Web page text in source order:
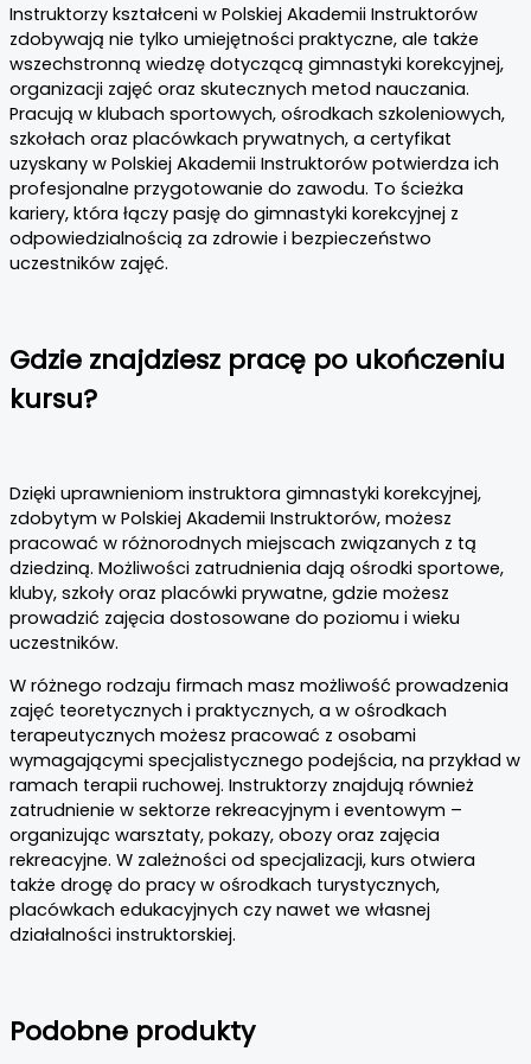
Instruktorzy kształceni w Polskiej Akademii Instruktorów
zdobywają nie tylko umiejętności praktyczne, ale także
wszechstronną wiedzę dotyczącą gimnastyki korekcyjnej,
organizacji zajęć oraz skutecznych metod nauczania.
Pracują w klubach sportowych, ośrodkach szkoleniowych,
szkołach oraz placówkach prywatnych, a certyfikat
uzyskany w Polskiej Akademii Instruktorów potwierdza ich
profesjonalne przygotowanie do zawodu. To ścieżka
kariery, która łączy pasję do gimnastyki korekcyjnej z
odpowiedzialnością za zdrowie i bezpieczeństwo
uczestników zajęć.
Gdzie znajdziesz pracę po ukończeniu
kursu?
Dzięki uprawnieniom instruktora gimnastyki korekcyjnej,
zdobytym w Polskiej Akademii Instruktorów, możesz
pracować w różnorodnych miejscach związanych z tą
dziedziną. Możliwości zatrudnienia dają ośrodki sportowe,
kluby, szkoły oraz placówki prywatne, gdzie możesz
prowadzić zajęcia dostosowane do poziomu i wieku
uczestników.
W różnego rodzaju firmach masz możliwość prowadzenia
zajęć teoretycznych i praktycznych, a w ośrodkach
terapeutycznych możesz pracować z osobami
wymagającymi specjalistycznego podejścia, na przykład w
ramach terapii ruchowej. Instruktorzy znajdują również
zatrudnienie w sektorze rekreacyjnym i eventowym –
organizując warsztaty, pokazy, obozy oraz zajęcia
rekreacyjne. W zależności od specjalizacji, kurs otwiera
także drogę do pracy w ośrodkach turystycznych,
placówkach edukacyjnych czy nawet we własnej
działalności instruktorskiej.
Podobne produkty